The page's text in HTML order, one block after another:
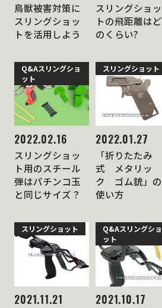
鳥獣被害対策に
スリングショッ
トを活用しよう
スリングショッ
トの飛距離はど
のくらい?
Q&Aスリングショ
ット
2022.02.16
スリングショッ
ト用のスチール
弾はパチンコ玉
と同じサイズ？
スリングショット
2022.01.27
「折りたたみ
式 メタリッ
ク ゴム銃」の
使い方
スリングショット
2021.11.21
Q&Aスリングショ
ット
2021.10.17